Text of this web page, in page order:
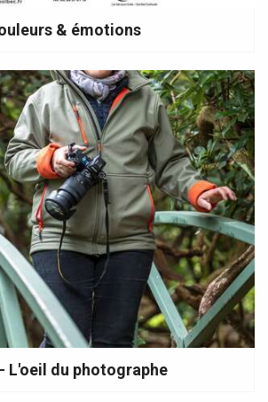
& émotions
L'oeil du photographe